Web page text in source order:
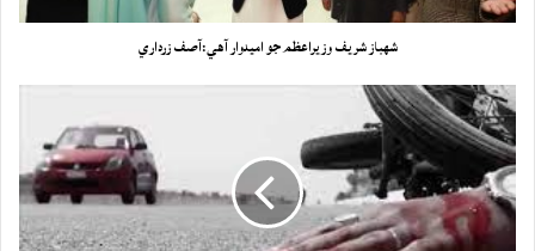
شهباز شريف وزيراعظم جو اميدوار آهي:آصف زرداري